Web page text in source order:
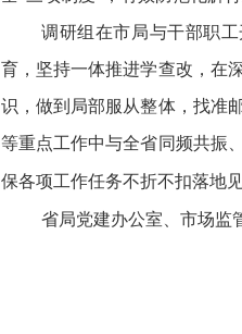
调研组在市局与干部职工
育，坚持一体推进学查改，在
识，做到局部服从整体，找准
等重点工作中与全省同频共振
保各项工作任务不折不扣落地见
省局党建办公室、市场监